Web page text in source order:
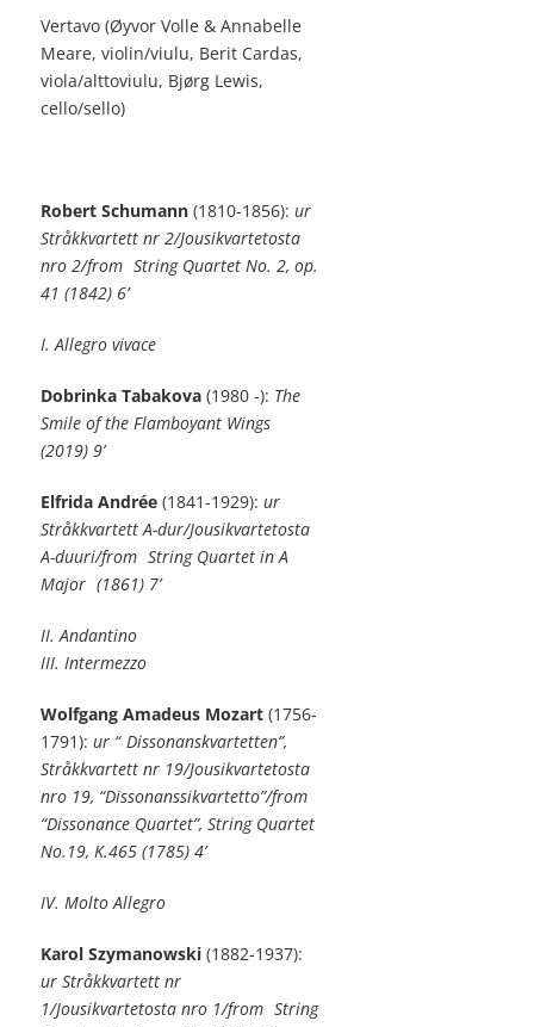
Vertavo (Øyvor Volle & Annabelle
Meare, violin/viulu, Berit Cardas,
viola/alttoviulu, Bjørg Lewis,
cello/sello)
Robert Schumann (1810-1856): ur
Stråkkvartett nr 2/Jousikvartetosta
nro 2/from String Quartet No. 2, op.
41 (1842) 6’
I. Allegro vivace
Dobrinka Tabakova (1980 -): The
Smile of the Flamboyant Wings
(2019) 9’
Elfrida Andrée (1841-1929): ur
Stråkkvartett A-dur/Jousikvartetosta
A-duuri/from String Quartet in A
Major (1861) 7’
II. Andantino
III. Intermezzo
Wolfgang Amadeus Mozart (1756-
1791): ur “ Dissonanskvartetten”,
Stråkkvartett nr 19/Jousikvartetosta
nro 19, “Dissonanssikvartetto”/from
“Dissonance Quartet”, String Quartet
No.19, K.465 (1785) 4’
IV. Molto Allegro
Karol Szymanowski (1882-1937):
ur Stråkkvartett nr
1/Jousikvartetosta nro 1/from String